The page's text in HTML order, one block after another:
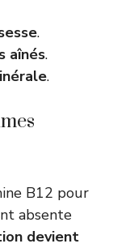
.
aînés.
.
B12 pour
absente
devient